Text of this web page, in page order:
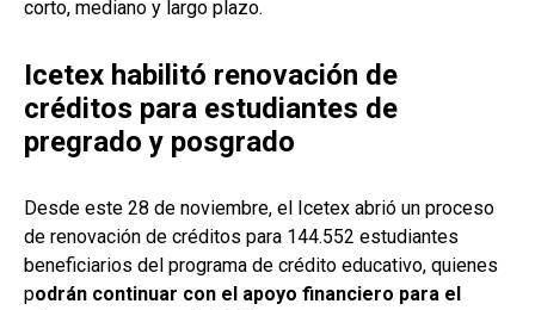
corto, mediano y largo plazo.
Icetex habilitó renovación de
créditos para estudiantes de
pregrado y posgrado
Desde este 28 de noviembre, el Icetex abrió un proceso
de renovación de créditos para 144.552 estudiantes
beneficiarios del programa de crédito educativo, quienes
podrán continuar con el apoyo financiero para el